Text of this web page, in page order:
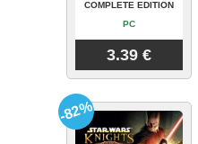
COMPLETE EDITION
PC
3.39 €
-82%